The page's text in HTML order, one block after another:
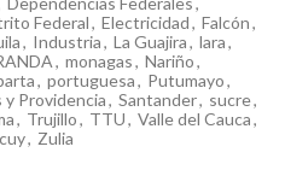
Federal, Electricidad, Falcón,
, Industria, La Guajira, lara,
, monagas, Nariño,
, portuguesa, Putumayo,
y Providencia, Santander, sucre,
, Trujillo, TTU, Valle del Cauca,
, Zulia